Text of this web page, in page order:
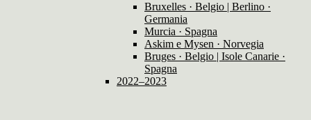
Bruxelles · Belgio | Berlino ·
Germania
Murcia · Spagna
Askim e Mysen · Norvegia
Bruges · Belgio | Isole Canarie ·
Spagna
2022–2023